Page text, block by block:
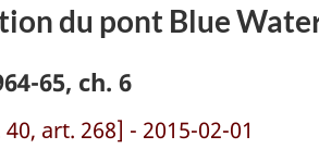
pont
Water
pont
du pont Blue
65, ch. 6
art. 268] - 2015-02-01